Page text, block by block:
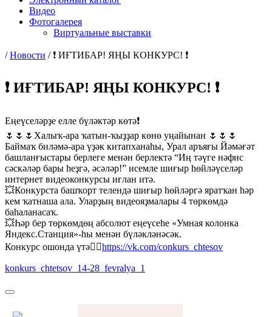
Видео
Фотогалерея
Виртуальные выставки
/Новости / ❗ ИҒТИБАР! ЯҢЫ КОНКУРС! ❗
❗ ИҒТИБАР! ЯҢЫ КОНКУРС! ❗
Еңеүселәрҙе елле бүләктәр көтә❗
🌷🌷🌷Халыҡ-ара ҡатын-ҡыҙҙар көнө уңайынан 🌷🌷🌷
Баймаҡ биләмә-ара үҙәк китапханаһы, Урал аръяғы Йәмәғәт
башланғыстары берлеге менән берлектә “Иң тәүге нәфис
сәскәләр бары һеҙгә, әсәләр!” исемле шиғыр һөйләүселәр
интернет видеоконкурсы иғлан итә.
💥Конкурста башҡорт телендә шиғыр һөйләргә яратҡан һәр
кем ҡатнаша ала. Уларҙың видеояҙмалары 4 төркөмдә
баһаланасаҡ.
💥Һәр бер төркөмдөң абсолют еңеүсеһе «Умная колонка
Яндекс.Станция»-һы менән бүләкләнәсәк.
Конкурс ошонда үтә👉🏻https://vk.com/conkurs_chtesov
konkurs_chtetsov_14-28_fevralya_1